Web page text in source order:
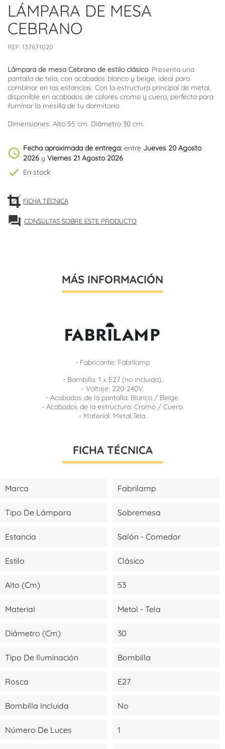
LÁMPARA DE MESA
CEBRANO
REF: 137671020
Lámpara de mesa Cebrano de estilo clásico. Presenta una
pantalla de tela, con acabados blanco y beige, ideal para
combinar en las estancias. Con la estructura principal de metal,
disponible en acabados de colores cromo y cuero, perfecta para
iluminar la mesilla de tu dormitorio.
Dimensiones: Alto 55 cm. Diámetro 30 cm.
schedule Fecha aproximada de entrega: entre Jueves 20 Agosto
2026 y Viernes 21 Agosto 2026
check En stock
FICHA TÉCNICA
forum CONSULTAS SOBRE ESTE PRODUCTO
MÁS INFORMACIÓN
- Fabricante: Fabrilamp
- Bombilla: 1 x E27 (no incluida).
- Voltaje: 220-240V.
- Acabados de la pantalla: Blanco / Beige.
- Acabados de la estructura: Cromo / Cuero.
- Material: Metal,Tela.
FICHA TÉCNICA
Marca Fabrilamp
Tipo De Lámpara Sobremesa
Estancia Salón - Comedor
Estilo Clásico
Alto (cm) 53
Material Metal - Tela
Diámetro (cm) 30
Tipo De Iluminación Bombilla
Rosca E27
Bombilla Incluida No
Número De Luces 1